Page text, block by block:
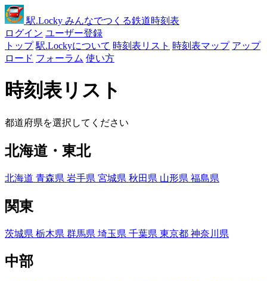
駅.Locky みんなでつくる鉄道時刻表
ログイン ユーザー登録
トップ 駅.Lockyについて 時刻表リスト 時刻表マップ アップ
ロード フォーラム 使い方
時刻表リスト
都道府県を選択してください
北海道・東北
北海道 青森県 岩手県 宮城県 秋田県 山形県 福島県
関東
茨城県 栃木県 群馬県 埼玉県 千葉県 東京都 神奈川県
中部